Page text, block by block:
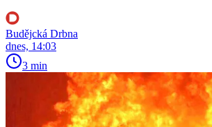
Budějcká Drbna
dnes, 14:03
3 min